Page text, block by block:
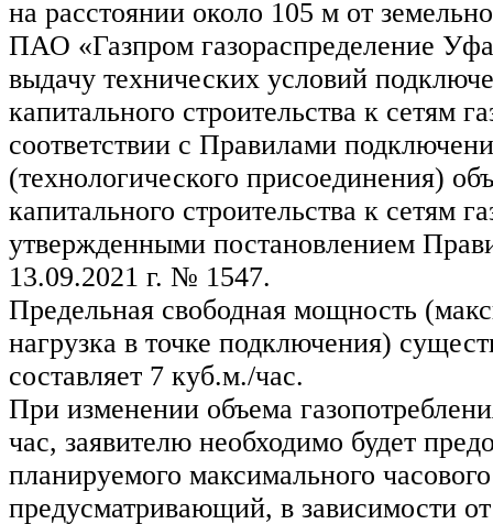
на расстоянии около 105 м от
ПАО «Газпром газораспределение
выдачу технических условий
капитального строительства к сетям
соответствии с Правилами
(технологического присоединения)
капитального строительства к сетям
утвержденными постановлением
13.09.2021 г. № 1547.
Предельная свободная мощность
нагрузка в точке подключения)
составляет 7 куб.м./час.
При изменении объема
час, заявителю необходимо будет
планируемого максимального часового
предусматривающий, в зависимости